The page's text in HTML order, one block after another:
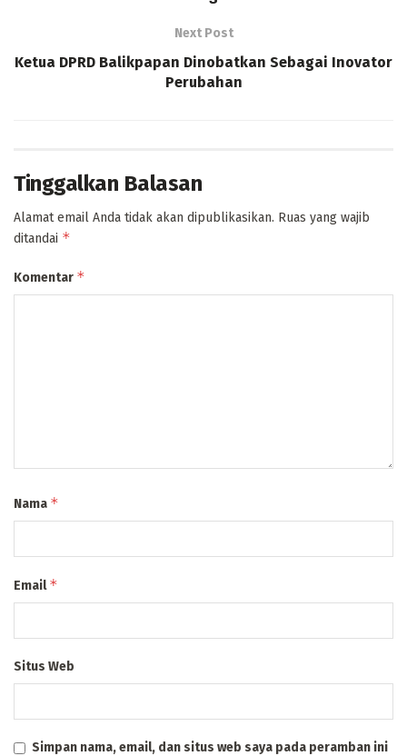
Next Post
Ketua DPRD Balikpapan Dinobatkan Sebagai Inovator
Perubahan
Tinggalkan Balasan
Alamat email Anda tidak akan dipublikasikan. Ruas yang wajib
ditandai *
Komentar *
Nama *
Email*
Situs Web
Simpan nama, email, dan situs web saya pada peramban ini